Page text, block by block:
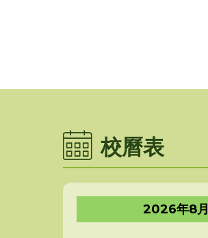
校曆表
2026年8月